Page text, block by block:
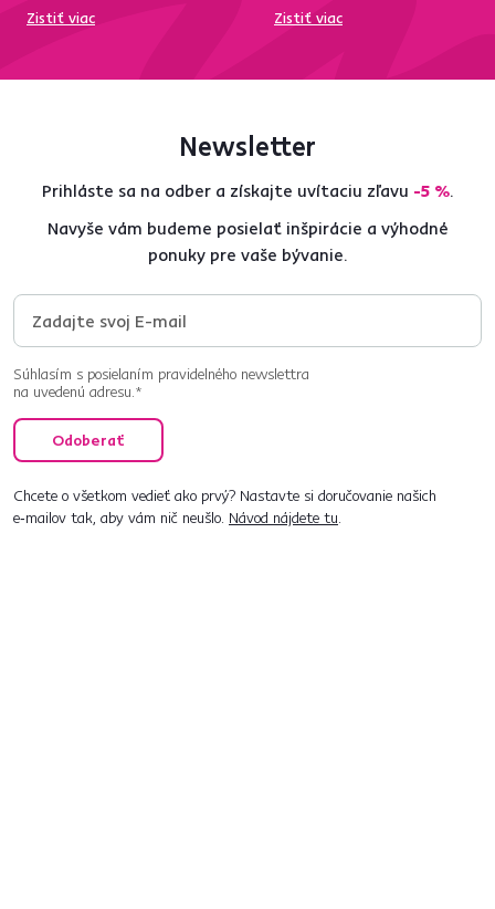
Zistiť viac
Zistiť viac
Newsletter
Prihláste sa na odber a získajte uvítaciu zľavu -5 %.
Navyše vám budeme posielať inšpirácie a výhodné
ponuky pre vaše bývanie.
Súhlasím s posielaním pravidelného newslettra
na uvedenú adresu.*
Odoberať
Chcete o všetkom vedieť ako prvý? Nastavte si doručovanie našich
e‑mailov tak, aby vám nič neušlo. Návod nájdete tu.